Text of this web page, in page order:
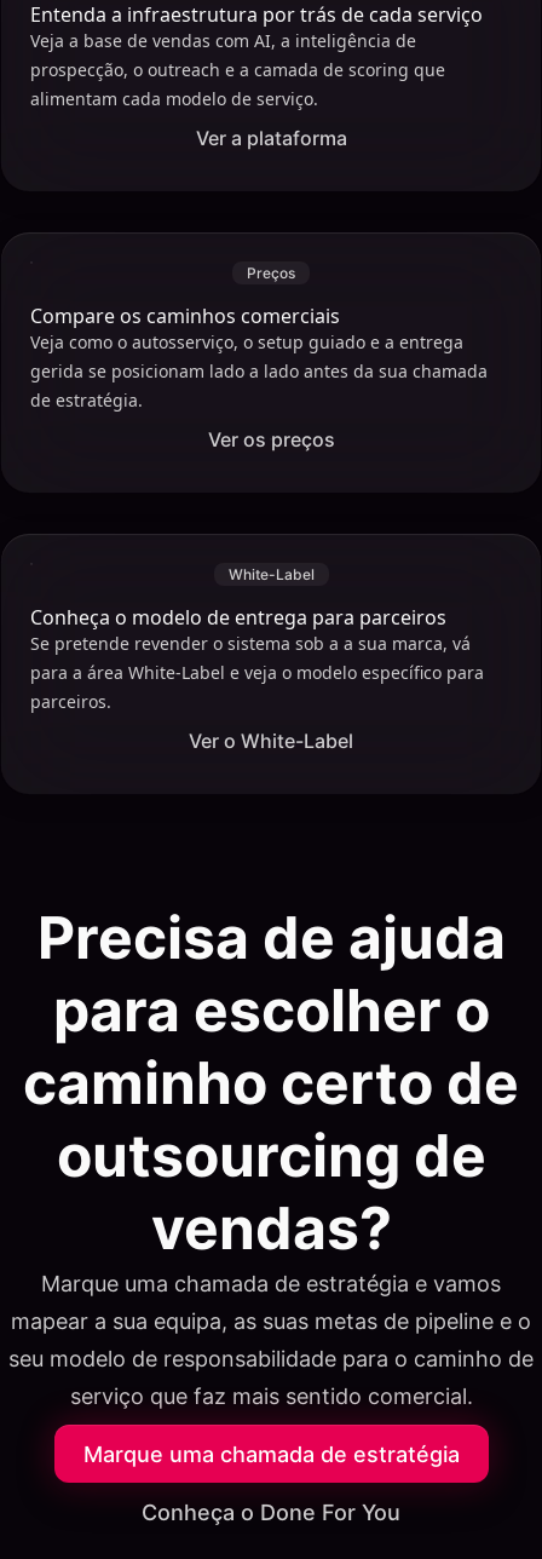
Entenda a infraestrutura por trás de cada serviço
Veja a base de vendas com AI, a inteligência de
prospecção, o outreach e a camada de scoring que
alimentam cada modelo de serviço.
Ver a plataforma
Preços
Compare os caminhos comerciais
Veja como o autosserviço, o setup guiado e a entrega
gerida se posicionam lado a lado antes da sua chamada
de estratégia.
Ver os preços
White-Label
Conheça o modelo de entrega para parceiros
Se pretende revender o sistema sob a a sua marca, vá
para a área White-Label e veja o modelo específico para
parceiros.
Ver o White-Label
Precisa de ajuda
para escolher o
caminho certo de
outsourcing de
vendas?
Marque uma chamada de estratégia e vamos
mapear a sua equipa, as suas metas de pipeline e o
seu modelo de responsabilidade para o caminho de
serviço que faz mais sentido comercial.
Marque uma chamada de estratégia
Conheça o Done For You